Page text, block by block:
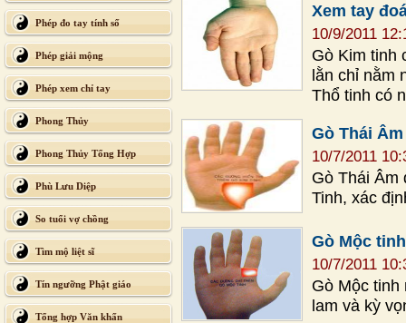
Phép đo tay tính số
Phép giải mộng
Phép xem chỉ tay
Phong Thủy
Phong Thủy Tổng Hợp
Phù Lưu Diệp
So tuổi vợ chồng
Tìm mộ liệt sĩ
Tín ngưỡng Phật giáo
Tổng hợp Văn khấn
Xem tay
10/9/2011
Gò Kim tinh
lằn chỉ nằm
Thổ tinh có
Gò Thái Âm
10/7/2011
Gò Thái Âm
Tinh, xác
Gò Mộc tinh
10/7/2011
Gò Mộc
lam và kỳ